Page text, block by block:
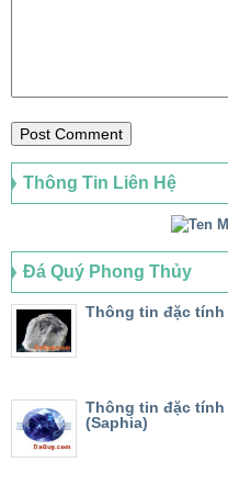
Thông Tin Liên Hệ
Đá Quý Phong Thủy
Thông tin đặc tính
Thông tin đặc tính
(Saphia)